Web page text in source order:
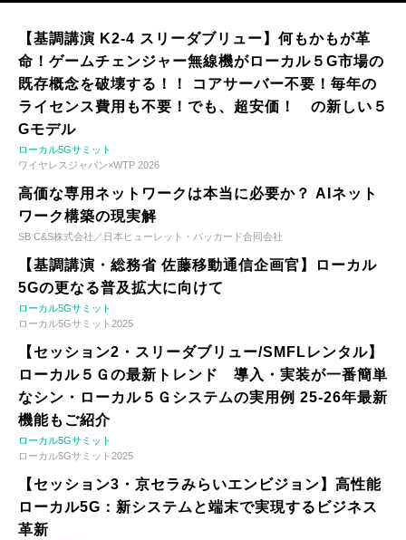
【基調講演 K2-4 スリーダブリュー】何もかもが革
命！ゲームチェンジャー無線機がローカル５G市場の
既存概念を破壊する！！ コアサーバー不要！毎年の
ライセンス費用も不要！でも、超安価！ の新しい５
Gモデル
ローカル5Gサミット
ワイヤレスジャパン×WTP 2026
高価な専用ネットワークは本当に必要か？ AIネット
ワーク構築の現実解
SB C&S株式会社／日本ヒューレット・パッカード合同会社
【基調講演・総務省 佐藤移動通信企画官】ローカル
5Gの更なる普及拡大に向けて
ローカル5Gサミット
ローカル5Gサミット2025
【セッション2・スリーダブリュー/SMFLレンタル】
ローカル５Ｇの最新トレンド 導入・実装が一番簡単
なシン・ローカル５Ｇシステムの実用例 25-26年最新
機能もご紹介
ローカル5Gサミット
ローカル5Gサミット2025
【セッション3・京セラみらいエンビジョン】高性能
ローカル5G：新システムと端末で実現するビジネス
革新